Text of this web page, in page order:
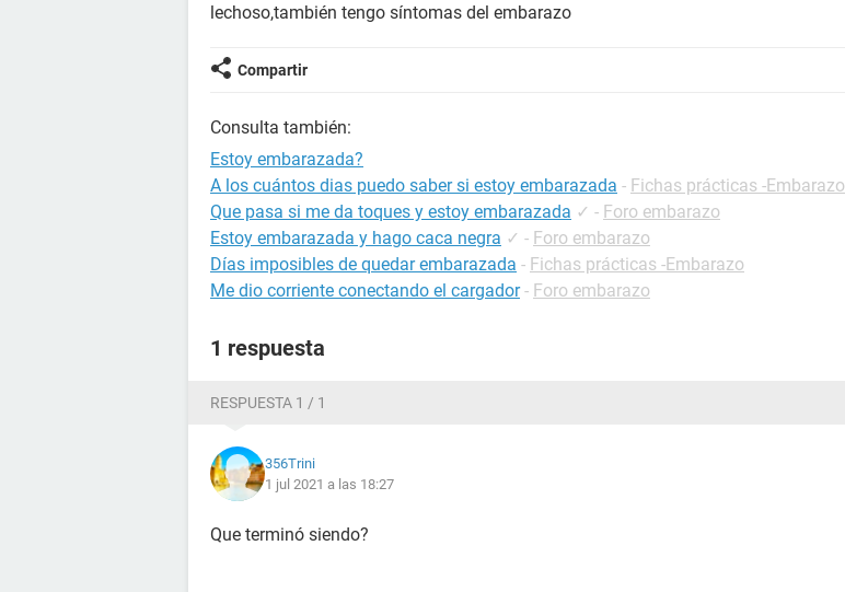
lechoso,también tengo síntomas del embarazo
Compartir
Consulta también:
Estoy embarazada?
A los cuántos dias puedo saber si estoy embarazada - Fichas prácticas -Embarazo
Que pasa si me da toques y estoy embarazada ✓ - Foro embarazo
Estoy embarazada y hago caca negra ✓ - Foro embarazo
Días imposibles de quedar embarazada - Fichas prácticas -Embarazo
Me dio corriente conectando el cargador - Foro embarazo
1 respuesta
RESPUESTA 1 / 1
356Trini
1 jul 2021 a las 18:27
Que terminó siendo?